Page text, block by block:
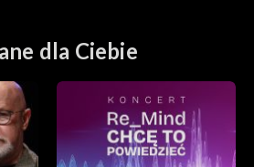
dla Ciebie